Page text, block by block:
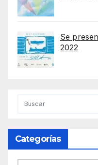
Se
2022
Categorías